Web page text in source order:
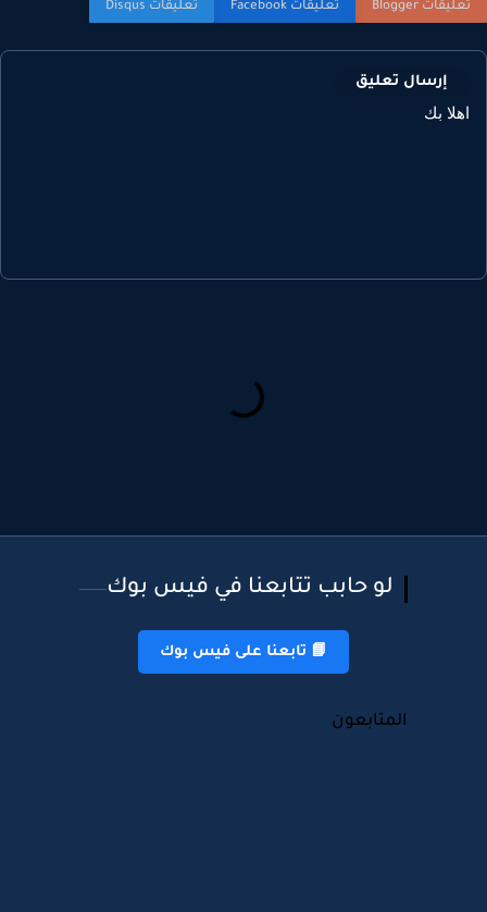
إرسال تعليق
بك
لو حابب تتابعنا في فيس بوك
📘 تابعنا على فيس بوك
المتابعون